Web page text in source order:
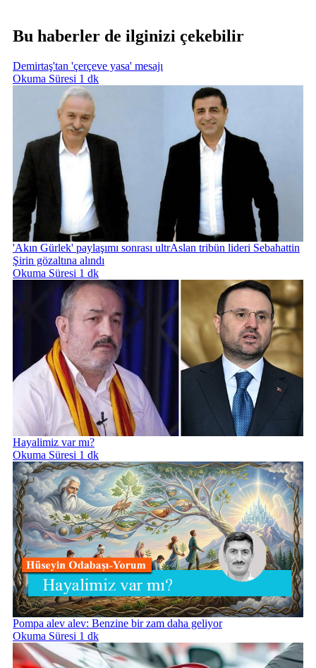
Bu haberler de ilginizi çekebilir
Demirtaş'tan 'çerçeve yasa' mesajı
Okuma Süresi 1 dk
'Akın Gürlek' paylaşımı sonrası ultrAslan tribün lideri Sebahattin
Şirin gözaltına alındı
Okuma Süresi 1 dk
Hayalimiz var mı?
Okuma Süresi 1 dk
Pompa alev alev: Benzine bir zam daha geliyor
Okuma Süresi 1 dk